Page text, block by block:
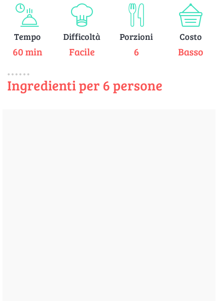
Tempo
60 min
Difficoltà
Facile
Porzioni
6
Costo
Basso
Ingredienti per 6 persone